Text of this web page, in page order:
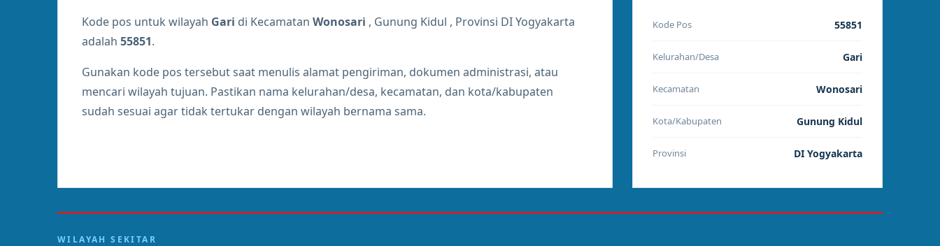
Kode pos untuk wilayah Gari di Kecamatan Wonosari , Gunung Kidul , Provinsi DI Yogyakarta
adalah 55851.
Gunakan kode pos tersebut saat menulis alamat pengiriman, dokumen administrasi, atau
mencari wilayah tujuan. Pastikan nama kelurahan/desa, kecamatan, dan kota/kabupaten
sudah sesuai agar tidak tertukar dengan wilayah bernama sama.
Kode Pos 55851
Kelurahan/Desa Gari
Kecamatan Wonosari
Kota/Kabupaten Gunung Kidul
Provinsi DI Yogyakarta
WILAYAH SEKITAR